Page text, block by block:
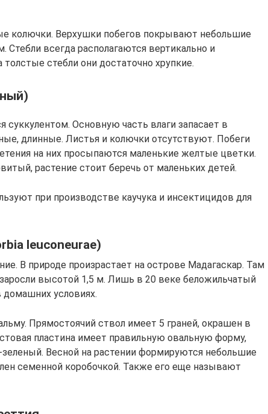
колючки. Верхушки побегов покрывают небольшие
Стебли всегда располагаются вертикально и
стебли они достаточно хрупкие.
суккулентом. Основную часть влаги запасает в
длинные. Листья и колючки отсутствуют. Побеги
на них просыпаются маленькие желтые цветки.
растение стоит беречь от маленьких детей.
при производстве каучука и инсектицидов для
leuconeurae)
В природе произрастает на острове Мадагаскар. Там
высотой 1,5 м. Лишь в 20 веке беложильчатый
условиях.
Прямостоячий ствол имеет 5 граней, окрашен в
пластина имеет правильную овальную форму,
Весной на растении формируются небольшие
семенной коробочкой. Также его еще называют